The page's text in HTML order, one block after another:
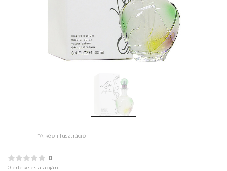
*A kép illusztráció
0
0 értékelés alapján